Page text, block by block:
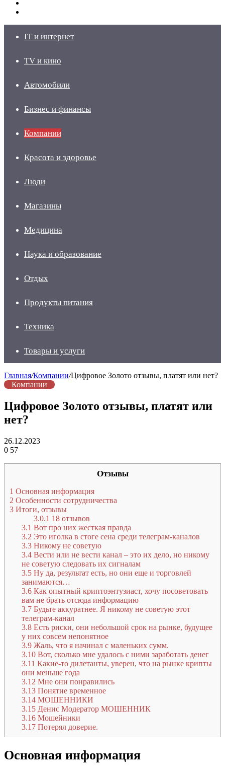
IT и интернет
TV и кино
Автомобили
Бизнес и финансы
Компании
Красота и здоровье
Люди
Магазины
Медицина
Наука и образование
Отдых
Продукты питания
Техника
Товары и услуги
Главная/Компании/Цифровое Золото отзывы, платят или нет?
Компании
Цифровое Золото отзывы, платят или
нет?
26.12.2023
0 57
Отзывы
1 Основная информация
2 Особенности сотрудничества
3 Итоги, отзывы
3.0.1 18 отзывов
3.1 Вот про них жесткая правда
3.2 Это иголка в стоге сена среди телеграм-каналов
3.3 Никому не советую
3.4 Вести или не вести канал – это их дело, но никому
не советую следовать их сигналам
3.5 Ну да, результат есть, но они еще и торговлей
занимаются…
3.6 Как опытный криптоэнтузиаст, хочу посоветовать
вам не брать отсюда информацию
3.7 Будьте аккуратнее. Я никому не советую этот
телеграм-канал
3.8 Есть риски, они небольшой срок на рынке, будущее
у них совсем непонятное
3.9 Жаль, что я начинал с маленьких сумм.
3.10 Вот, сколько мне удалось с ними заработать денег
3.11 Какие-то дилетанты, уверен, что на рынке крипты
они меньше года
3.12 Мне они понравились
3.13 Понятие временное
3.14 МОШЕННИКИ
3.15 Денис Модератор МОШЕННИК
3.16 Мошейники
3.17 Потерял доверие.
Основная информация